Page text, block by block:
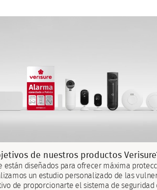
de nuestros productos
están diseñados para ofrecer máxima
un estudio personalizado de las
de proporcionarte el sistema de seguridad